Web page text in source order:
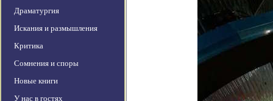
Драматургия
Искания и размышления
Критика
Сомнения и споры
Новые книги
У нас в гостях